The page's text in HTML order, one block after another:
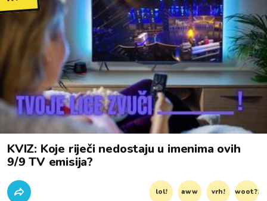
KVIZ: Koje riječi nedostaju u imenima ovih
9/9 TV emisija?
lol! aww vrh! woot?!